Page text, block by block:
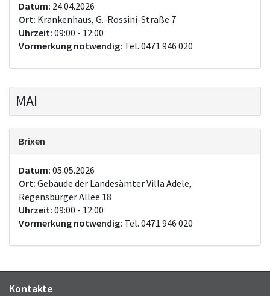
Datum: 24.04.2026
Ort: Krankenhaus, G.-Rossini-Straße 7
Uhrzeit: 09:00 - 12:00
Vormerkung notwendig: Tel. 0471 946 020
MAI
Brixen
Datum: 05.05.2026
Ort: Gebäude der Landesämter Villa Adele,
Regensburger Allee 18
Uhrzeit: 09:00 - 12:00
Vormerkung notwendig: Tel. 0471 946 020
Kontakte